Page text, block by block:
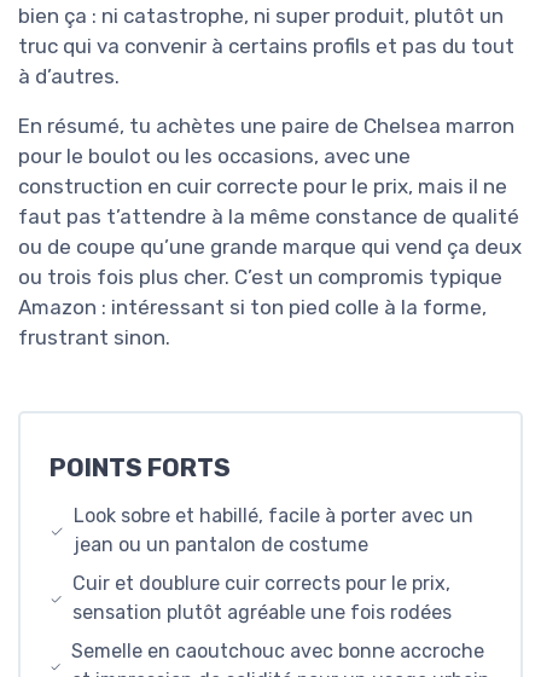
bien ça : ni catastrophe, ni super produit, plutôt un
truc qui va convenir à certains profils et pas du tout
à d’autres.
En résumé, tu achètes une paire de Chelsea marron
pour le boulot ou les occasions, avec une
construction en cuir correcte pour le prix, mais il ne
faut pas t’attendre à la même constance de qualité
ou de coupe qu’une grande marque qui vend ça deux
ou trois fois plus cher. C’est un compromis typique
Amazon : intéressant si ton pied colle à la forme,
frustrant sinon.
POINTS FORTS
Look sobre et habillé, facile à porter avec un
jean ou un pantalon de costume
Cuir et doublure cuir corrects pour le prix,
sensation plutôt agréable une fois rodées
Semelle en caoutchouc avec bonne accroche